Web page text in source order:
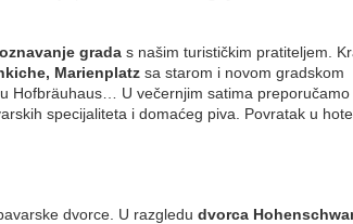
grada s našim turističkim pratiteljem.
Marienplatz sa starom i novom gradskom
Hofbräuhaus… U večernjim satima
specijaliteta i domaćeg piva. Povratak u
dvorce. U razgledu dvorca